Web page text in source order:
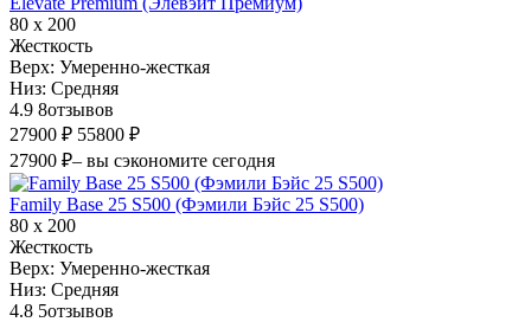
80 х 200
Жесткость
Верх: Умеренно-жесткая
Низ: Средняя
4.9 8отзывов
27900 ₽ 55800 ₽
27900 ₽– вы сэкономите сегодня
Family Base 25 S500 (Фэмили Бэйс 25 S500)
80 х 200
Жесткость
Верх: Умеренно-жесткая
Низ: Средняя
4.8 5отзывов